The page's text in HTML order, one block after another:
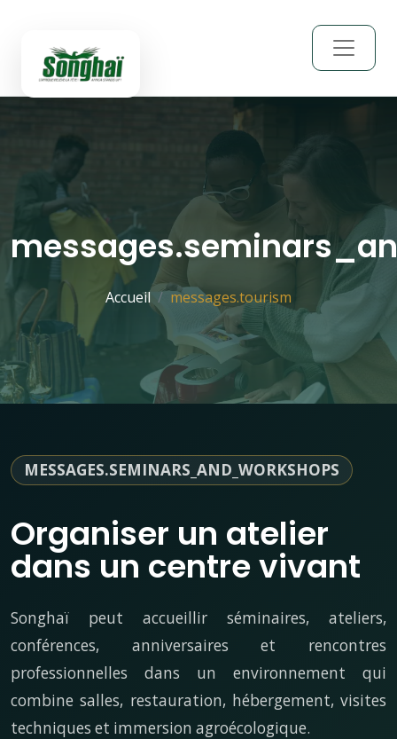
Accueil messages.tourism
MESSAGES.SEMINARS_AND_WORKSHOPS
Organiser un atelier
dans un centre vivant
Songhaï peut accueillir séminaires, ateliers,
conférences, anniversaires et rencontres
professionnelles dans un environnement qui
combine salles, restauration, hébergement, visites
techniques et immersion agroécologique.